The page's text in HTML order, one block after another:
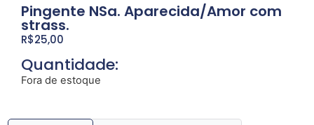
Pingente NSa. Aparecida/Amor com
strass.
R$25,00
Quantidade:
Fora de estoque